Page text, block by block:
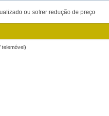
ou sofrer redução de preço
telemóvel)